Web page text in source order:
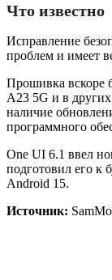
Что известно
Исправление
проблем и имеет
Прошивка вскоре
A23 5G и в
наличие
программного
One UI 6.1 ввел
подготовил его к
Android 15.
Источник: